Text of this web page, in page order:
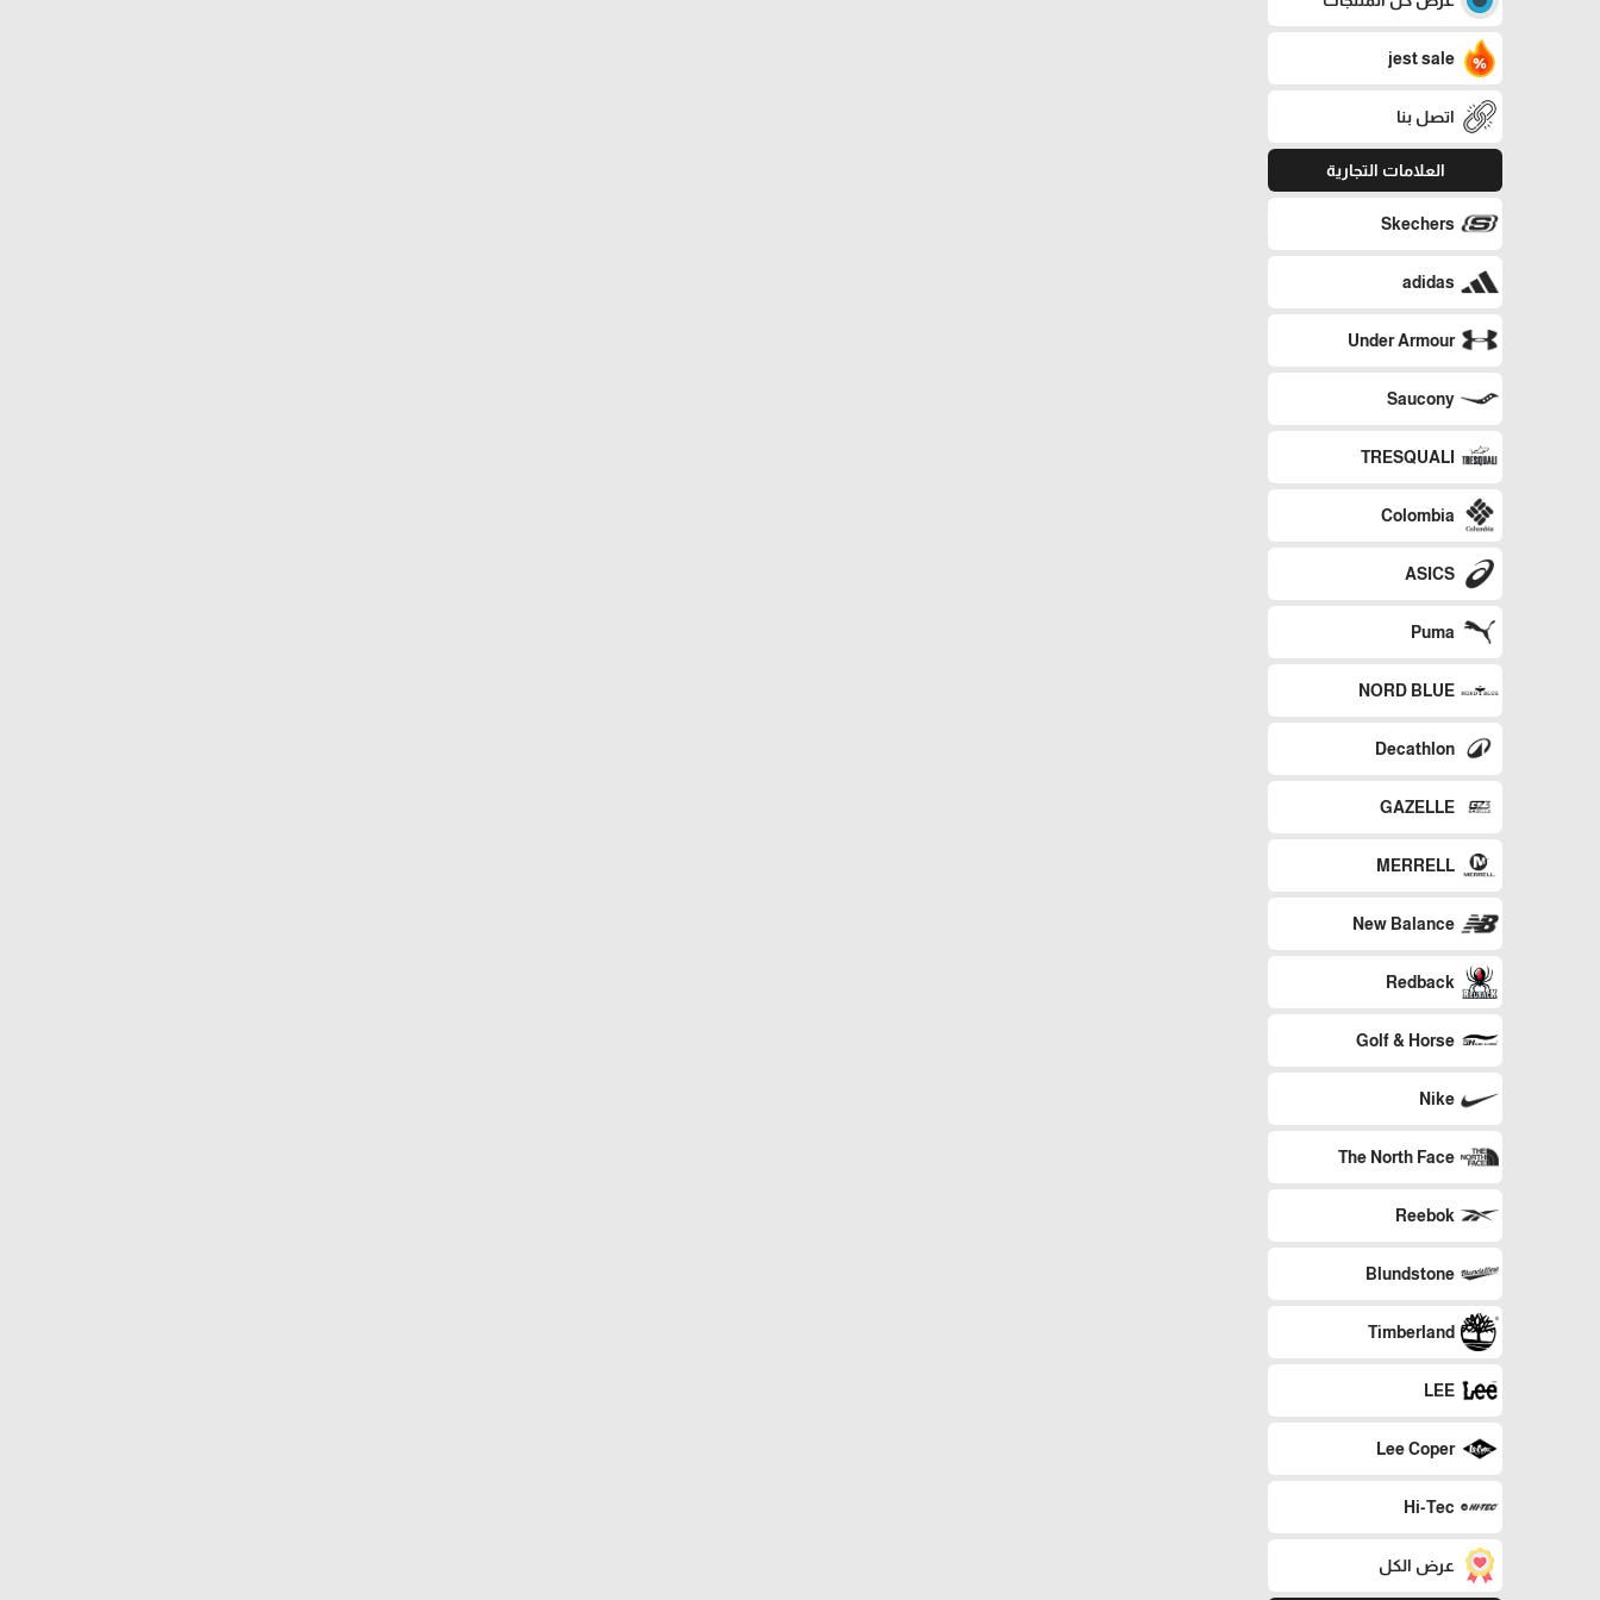
jest sale
اتصل بنا
العلامات التجارية
Skechers
adidas
Under Armour
Saucony
TRESQUALI
Colombia
ASICS
Puma
NORD BLUE
Decathlon
GAZELLE
MERRELL
New Balance
Redback
Golf & Horse
Nike
The North Face
Reebok
Blundstone
Timberland
LEE
Lee Coper
Hi-Tec
عرض الكل